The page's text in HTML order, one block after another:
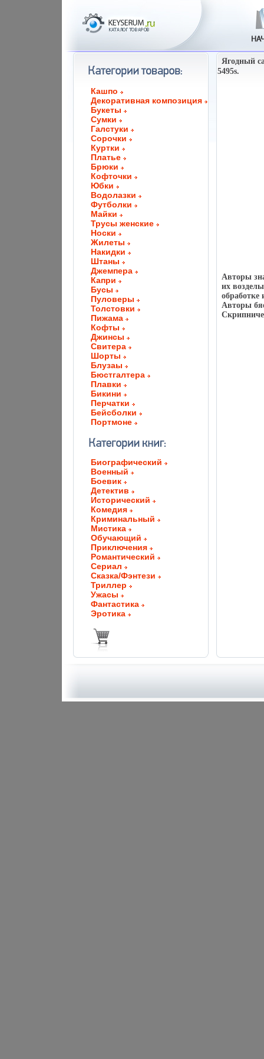
Кашпо
Декоративная композиция
Букеты
Сумки
Галстуки
Сорочки
Куртки
Платье
Брюки
Кофточки
Юбки
Водолазки
Футболки
Майки
Трусы женские
Носки
Жилеты
Накидки
Штаны
Джемпера
Капри
Бусы
Пуловеры
Толстовки
Пижама
Кофты
Джинсы
Свитера
Шорты
Блузаы
Бюстгалтера
Плавки
Бикини
Перчатки
Бейсболки
Портмоне
Биографический
Военный
Боевик
Детектив
Исторический
Комедия
Криминальный
Мистика
Обучающий
Приключения
Романтический
Сериал
Сказка/Фэнтези
Триллер
Ужасы
Фантастика
Эротика
Ягодный
5495s.
Авторы
их
обработке
Авторы